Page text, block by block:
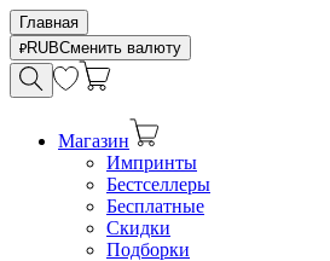
Главная
RUBСменить валюту
Магазин
Импринты
Бестселлеры
Бесплатные
Скидки
Подборки